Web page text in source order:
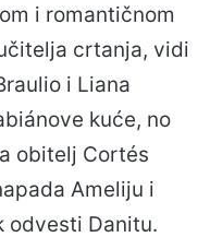
i romantičnom
crtanja, vidi
i Liana
kuće, no
obitelj Cortés
Ameliju i
odvesti Danitu.